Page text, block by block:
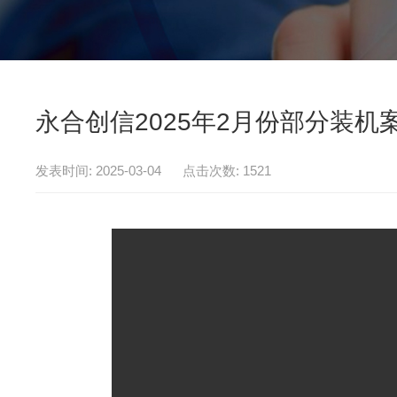
永合创信2025年2月份部分装机
发表时间: 2025-03-04 点击次数: 1521